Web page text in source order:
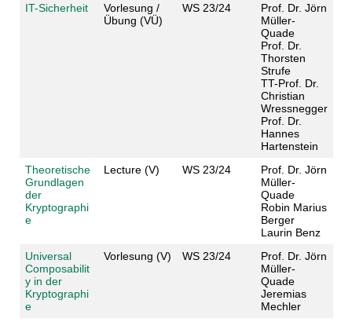
IT-Sicherheit
Vorlesung /
Übung (VÜ)
WS 23/24
Prof. Dr. Jörn
Müller-
Quade
Prof. Dr.
Thorsten
Strufe
TT-Prof. Dr.
Christian
Wressnegger
Prof. Dr.
Hannes
Hartenstein
Theoretische
Grundlagen
der
Kryptographi
e
Lecture (V) WS 23/24
Prof. Dr. Jörn
Müller-
Quade
Robin Marius
Berger
Laurin Benz
Universal
Composabilit
y in der
Kryptographi
e
Vorlesung (V) WS 23/24
Prof. Dr. Jörn
Müller-
Quade
Jeremias
Mechler